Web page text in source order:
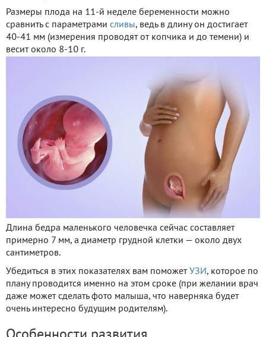
Размеры плода на 11-й неделе беременности можно
сравнить с параметрами сливы, ведь в длину он достигает
40-41 мм (измерения проводят от копчика и до темени) и
весит около 8-10 г.
Длина бедра маленького человечка сейчас составляет
примерно 7 мм, а диаметр грудной клетки — около двух
сантиметров.
Убедиться в этих показателях вам поможет УЗИ , которое по
плану проводится именно на этом сроке (при желании врач
даже может сделать фото малыша, что наверняка будет
очень интересно будущим родителям).